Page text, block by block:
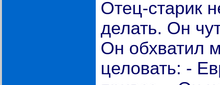
Отец-старик
делать. Он
Он обхватил
целовать: -